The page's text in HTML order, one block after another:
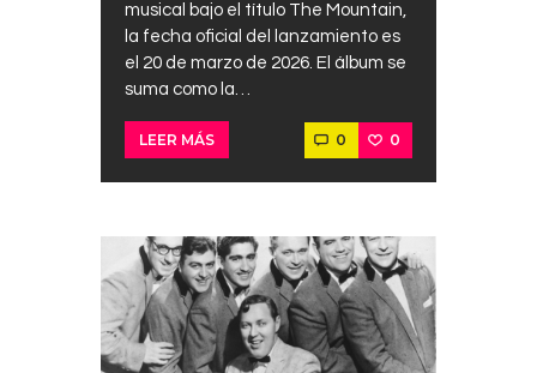
musical bajo el título The Mountain,
la fecha oficial del lanzamiento es
el 20 de marzo de 2026. El álbum se
suma como la…
LEER MÁS 0 0